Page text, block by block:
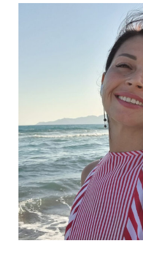
ФЕХТУВАННЯ ІСТОРИЧНЕ
СУДНОМОДЕЛІЗМ
СИЛОВІ ВИДИ
ВАЖКА АТЛЕТИКА
ПАУЕРЛІФТИНГ
ГИРЬОВИЙ СПОРТ
ЄДИНОБОРСТВА
ТХЕКВОНДО